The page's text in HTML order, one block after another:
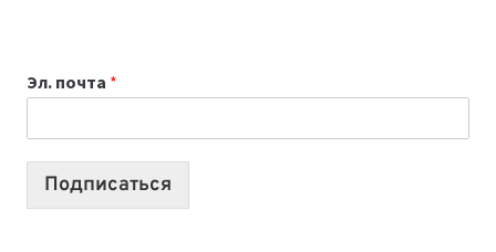
ИИ-
АГЕНТАХ
Эл. почта *
Подписаться